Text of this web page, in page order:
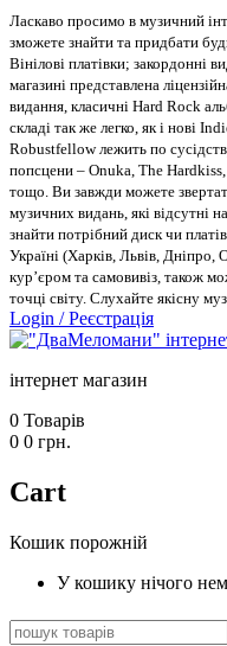
Ласкаво просимо в музичний
зможете знайти та придбати
Вінілові платівки; закордонні
магазині представлена
видання, класичні Hard Rock
складі так же легко, як і нові
Robustfellow лежить по
попсцени – Onuka, The
тощо. Ви завжди можете
музичних видань, які відсутні
знайти потрібний диск чи
Україні (Харків, Львів,
кур’єром та самовивіз, також
точці світу. Слухайте якісну
Login /Реєстрація
інтернет магазин
0 Товарів
0 0 грн.
Cart
Кошик порожній
У кошику нічого